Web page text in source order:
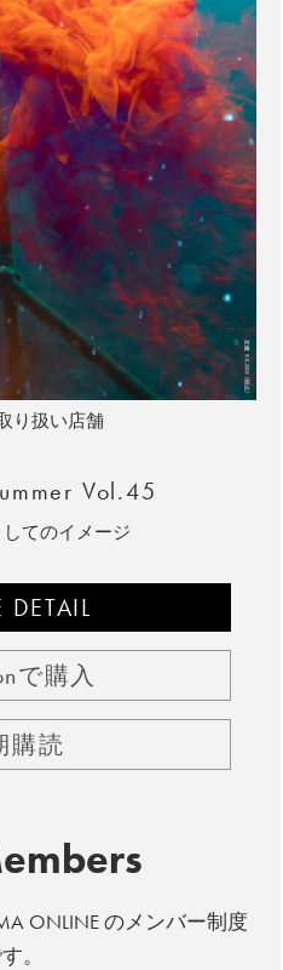
り扱い店舗
Vol.45
てのイメージ
DETAIL
で購入
購読
ONLINE のメンバー制度
。